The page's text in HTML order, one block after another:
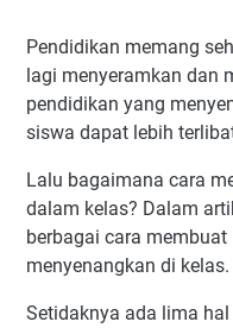
Pendidikan memang
lagi menyeramkan dan
pendidikan yang
siswa dapat lebih
Lalu bagaimana cara
dalam kelas? Dalam
berbagai cara
menyenangkan di kelas.
Setidaknya ada lima